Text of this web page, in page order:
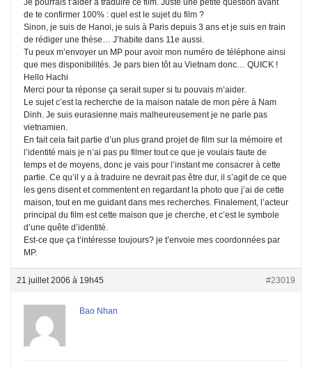
de te confirmer 100% : quel est le sujet du film ?
Sinon, je suis de Hanoi, je suis à Paris depuis 3 ans et je suis en train
de rédiger une thèse… J’habite dans 11e aussi.
Tu peux m’envoyer un MP pour avoir mon numéro de téléphone ainsi
que mes disponibilités. Je pars bien tôt au Vietnam donc… QUICK !
Hello Hachi
Merci pour ta réponse ça serait super si tu pouvais m’aider.
Le sujet c’est la recherche de la maison natale de mon père à Nam
Dinh. Je suis eurasienne mais malheureusement je ne parle pas
vietnamien.
En fait cela fait partie d’un plus grand projet de film sur la mémoire et
l’identité mais je n’ai pas pu filmer tout ce que je voulais faute de
temps et de moyens, donc je vais pour l’instant me consacrer à cette
partie. Ce qu’il y a à traduire ne devrait pas être dur, il s’agit de ce que
les gens disent et commentent en regardant la photo que j’ai de cette
maison, tout en me guidant dans mes recherches. Finalement, l’acteur
principal du film est cette maison que je cherche, et c’est le symbole
d’une quête d’identité.
Est-ce que ça t’intéresse toujours? je t’envoie mes coordonnées par
MP.
21 juillet 2006 à 19h45 #23019
Bao Nhan